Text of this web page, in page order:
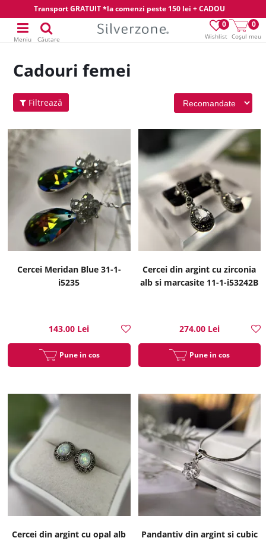
Transport GRATUIT *la comenzi peste 150 lei + CADOU
Wishlist
0
Coșul meu
0
Meniu Căutare
Cadouri femei
Filtrează
Cercei Meridan Blue 31-1-
i5235
143.00 Lei
Pune in cos
Cercei din argint cu zirconia
alb si marcasite 11-1-i53242B
274.00 Lei
Pune in cos
Cercei din argint cu opal alb
Pandantiv din argint si cubic